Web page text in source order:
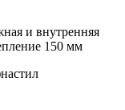
и внутренняя
150 мм